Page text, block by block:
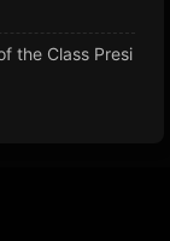
the Class Presi